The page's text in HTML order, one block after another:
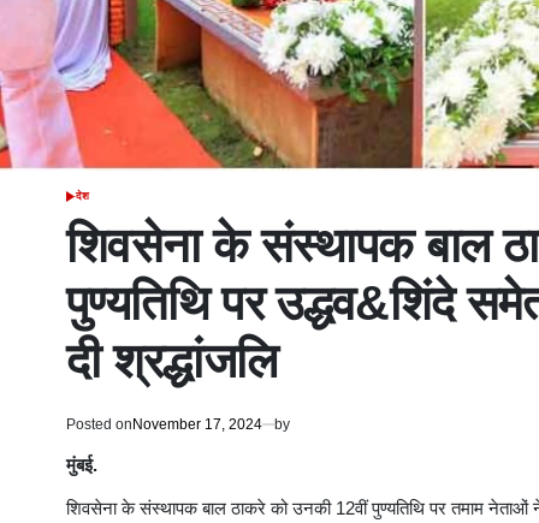
POSTED
IN
देश
शिवसेना के संस्थापक बाल
पुण्यतिथि पर उद्धव&शिंदे
दी श्रद्धांजलि
Posted on November 17, 2024 by
मुंबई.
शिवसेना के संस्थापक बाल ठाकरे को उनकी 12वीं पुण्यतिथि पर तमाम नेताओं